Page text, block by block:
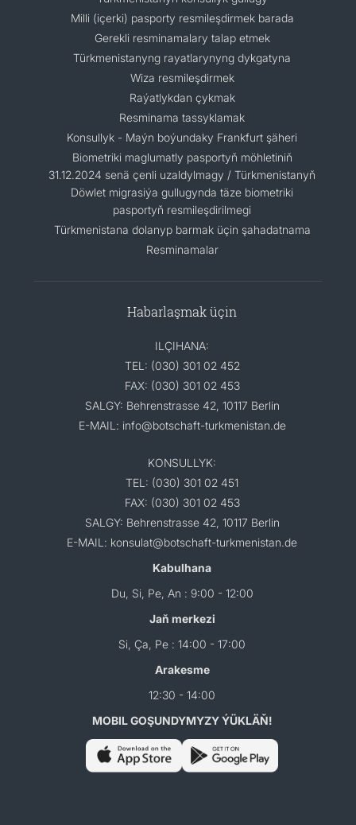
Milli (içerki) pasporty resmileşdirmek barada
Gerekli resminamalary talap etmek
Türkmenistanyng rayatlarynyng dykgatyna
Wiza resmileşdirmek
Raýatlykdan çykmak
Resminama tassyklamak
Konsullyk - Maýn boýundaky Frankfurt şäheri
Biometriki maglumatly pasportyň möhletiniň
31.12.2024 senä çenli uzaldylmagy / Türkmenistanyň
Döwlet migrasiýa gullugynda täze biometriki
pasportyň resmileşdirilmegi
Türkmenistana dolanyp barmak üçin şahadatnama
Resminamalar
Habarlaşmak üçin
ILÇIHANA:
TEL: (030) 301 02 452
FAX: (030) 301 02 453
SALGY: Behrenstrasse 42, 10117 Berlin
E-MAIL: info@botschaft-turkmenistan.de
KONSULLYK:
TEL: (030) 301 02 451
FAX: (030) 301 02 453
SALGY: Behrenstrasse 42, 10117 Berlin
E-MAIL: konsulat@botschaft-turkmenistan.de
Kabulhana
Du, Si, Pe, An : 9:00 - 12:00
Jaň merkezi
Si, Ça, Pe : 14:00 - 17:00
Arakesme
12:30 - 14:00
MOBIL GOŞUNDYMYZY ÝÜKLÄŇ!